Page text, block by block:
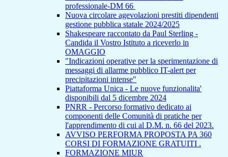
professionale-DM 66
Nuova circolare agevolazioni prestiti dipendenti
gestione pubblica statale 2024/2025
Shakespeare raccontato da Paul Sterling -
Candida il Vostro Istituto a riceverlo in
OMAGGIO
"Indicazioni operative per la sperimentazione di
messaggi di allarme pubblico IT-alert per
precipitazioni intense"
Piattaforma Unica - Le nuove funzionalita'
disponibili dal 5 dicembre 2024
PNRR - Percorso formativo dedicato ai
componenti delle Comunità di pratiche per
l'apprendimento di cui al D.M. n. 66 del 2023.
AVVISO PERFORMA PROPOSTA PA 360
CORSI DI FORMAZIONE GRATUITI .
FORMAZIONE MIUR